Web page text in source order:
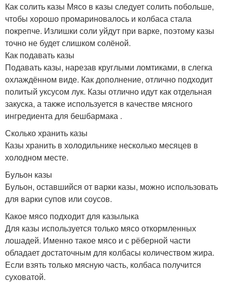
Как солить казы Мясо в казы следует солить побольше,
чтобы хорошо промариновалось и колбаса стала
покрепче. Излишки соли уйдут при варке, поэтому казы
точно не будет слишком солёной.
Как подавать казы
Подавать казы, нарезав круглыми ломтиками, в слегка
охлаждённом виде. Как дополнение, отлично подходит
политый уксусом лук. Казы отлично идут как отдельная
закуска, а также используется в качестве мясного
ингредиента для бешбармака .
Сколько хранить казы
Казы хранить в холодильнике несколько месяцев в
холодном месте.
Бульон казы
Бульон, оставшийся от варки казы, можно использовать
для варки супов или соусов.
Какое мясо подходит для казылыка
Для казы используется только мясо откормленных
лошадей. Именно такое мясо и с рёберной части
обладает достаточным для колбасы количеством жира.
Если взять только мясную часть, колбаса получится
суховатой.